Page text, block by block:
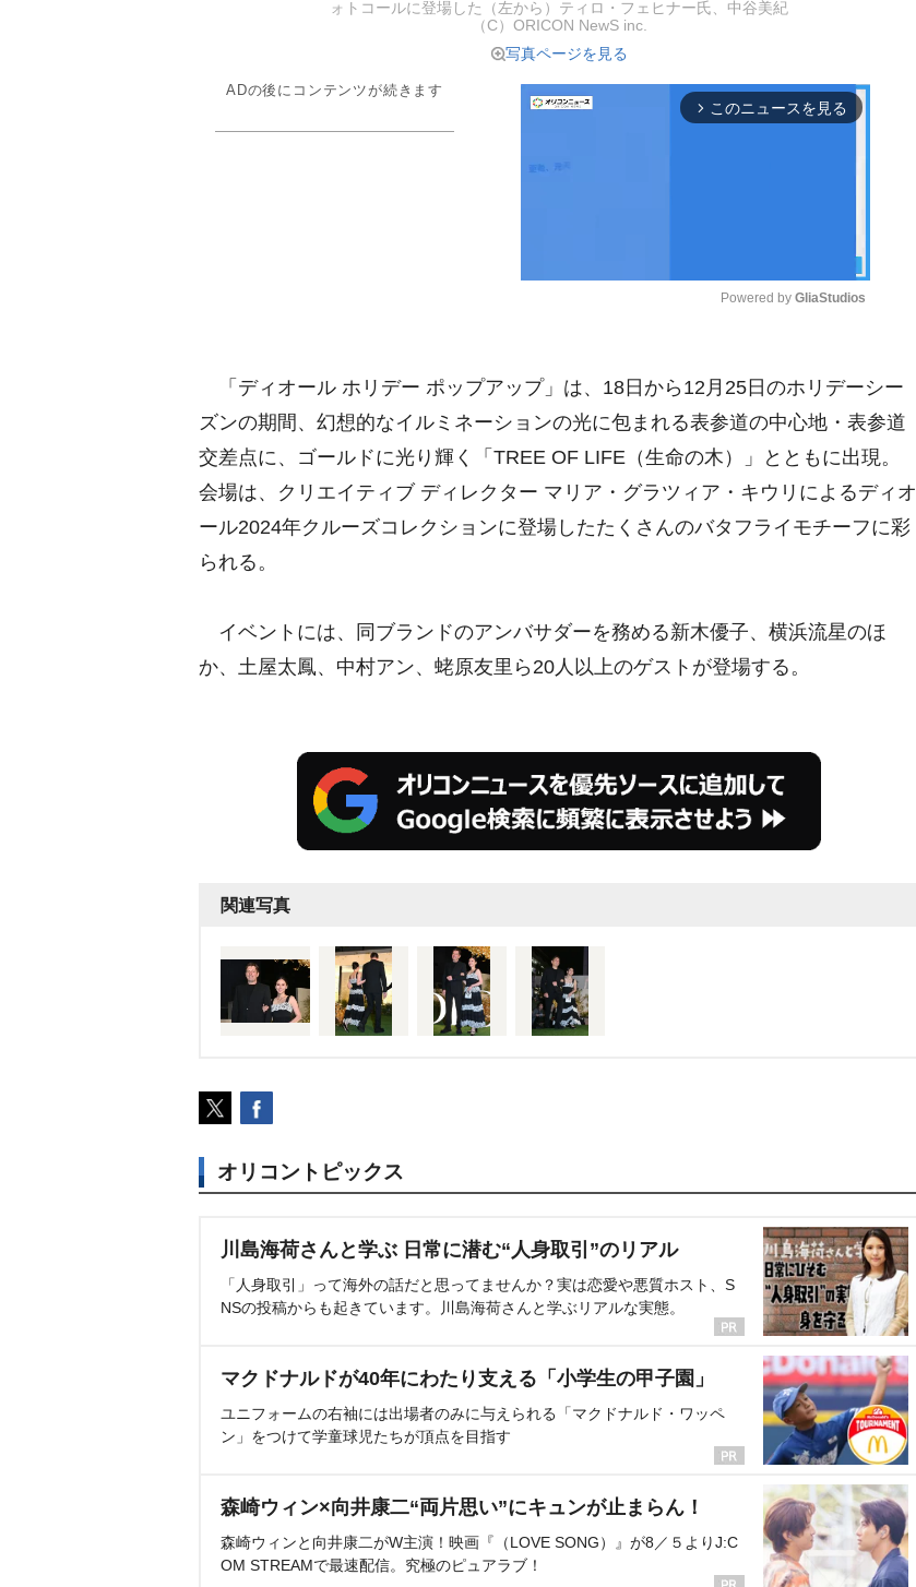
ォトコールに登場した（左から）ティロ・フェヒナー氏、中谷美紀
（C）ORICON NewS inc.
写真ページを見る
ADの後にコンテンツが続きます
arrow_forward_ios このニュースを見る
u
t
e
Powered by GliaStudios
「ディオール ホリデー ポップアップ」は、18日から12月25日のホリデーシー
ズンの期間、幻想的なイルミネーションの光に包まれる表参道の中心地・表参道
交差点に、ゴールドに光り輝く「TREE OF LIFE（生命の木）」とともに出現。
会場は、クリエイティブ ディレクター マリア・グラツィア・キウリによるディオ
ール2024年クルーズコレクションに登場したたくさんのバタフライモチーフに彩
られる。
イベントには、同ブランドのアンバサダーを務める新木優子、横浜流星のほ
か、土屋太鳳、中村アン、蛯原友里ら20人以上のゲストが登場する。
関連写真
オリコントピックス
川島海荷さんと学ぶ 日常に潜む“人身取引”のリアル
「人身取引」って海外の話だと思ってませんか？実は恋愛や悪質ホスト、S
NSの投稿からも起きています。川島海荷さんと学ぶリアルな実態。
マクドナルドが40年にわたり支える「小学生の甲子園」
ユニフォームの右袖には出場者のみに与えられる「マクドナルド・ワッペ
ン」をつけて学童球児たちが頂点を目指す
森崎ウィン×向井康二“両片思い”にキュンが止まらん！
森崎ウィンと向井康二がW主演！映画『（LOVE SONG）』が8／５よりJ:C
OM STREAMで最速配信。究極のピュアラブ！